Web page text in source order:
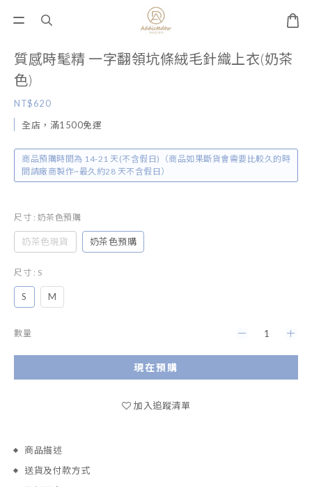
質感時髦精 一字翻領坑條絨毛針織上衣(奶茶
色)
NT$620
全店，滿1500免運
商品預購時間為 14-21 天(不含假日)（商品如果斷貨會需要比較久的時
間請廠商製作~最久約28 天不含假日）
尺寸 : 奶茶色預購
奶茶色現貨 奶茶色預購
尺寸 : S
S M
數量
現在預購
加入追蹤清單
商品描述
送貨及付款方式